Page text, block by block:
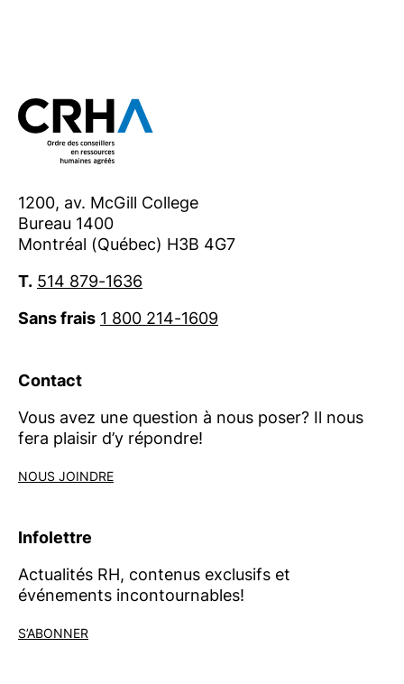
1200, av. McGill College
Bureau 1400
Montréal (Québec) H3B 4G7
T. 514 879-1636
Sans frais 1 800 214-1609
Contact
Vous avez une question à nous poser? Il nous
fera plaisir d’y répondre!
NOUS JOINDRE
Infolettre
Actualités RH, contenus exclusifs et
événements incontournables!
S’ABONNER